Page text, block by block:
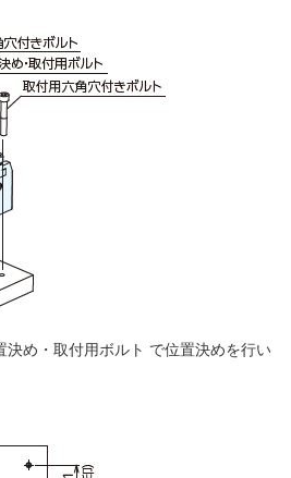
決め・取付用ボルト で位置決めを行い